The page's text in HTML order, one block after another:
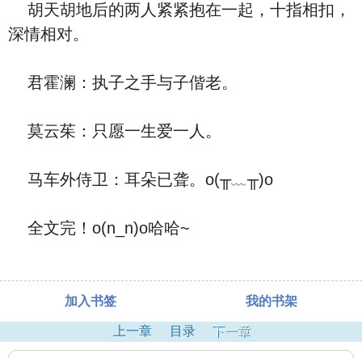
胡天胡地后的两人紧紧抱在一起，十指相扣，
深情相对。
君霍澜：执子之手与子偕老。
莫云茱：只愿一生爱一人。
马车外侍卫：耳朵已聋。o(╥﹏╥)o
全文完！o(n_n)o哈哈~
加入书签 我的书架
上一章 目录 下一章